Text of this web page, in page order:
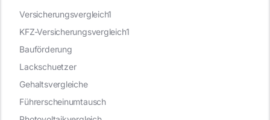
Versicherungsvergleich1
KFZ-Versicherungsvergleich1
Bauförderung
Lackschuetzer
Gehaltsvergleiche
Führerscheinumtausch